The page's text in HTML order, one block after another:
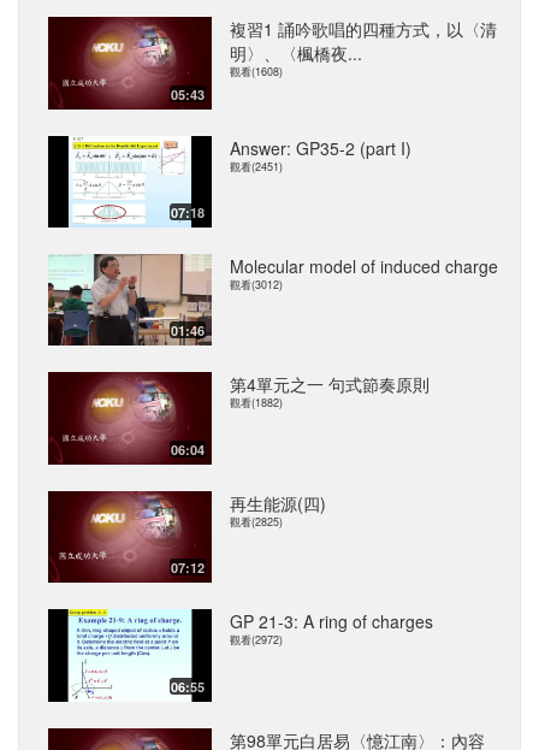
05:43
複習1 誦吟歌唱的四種方式，以〈清
明〉、〈楓橋夜...
觀看(1608)
07:18
Answer: GP35-2 (part I)
觀看(2451)
01:46
Molecular model of induced charge
觀看(3012)
06:04
第4單元之一 句式節奏原則
觀看(1882)
07:12
再生能源(四)
觀看(2825)
06:55
GP 21-3: A ring of charges
觀看(2972)
第98單元白居易〈憶江南〉：內容